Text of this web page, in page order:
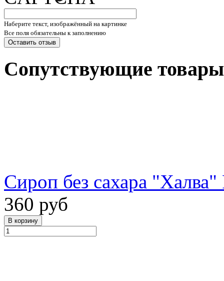
Наберите текст, изображённый на картинке
Все поля обязательны к заполнению
Сопутствующие товары
Сироп без сахара
360 руб